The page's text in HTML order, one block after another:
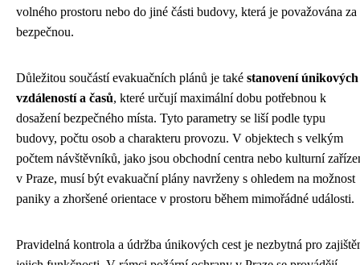
volného prostoru nebo do jiné části budovy, která je považována za
bezpečnou.
Důležitou součástí evakuačních plánů je také stanovení únikových
vzdáleností a časů, které určují maximální dobu potřebnou k
dosažení bezpečného místa. Tyto parametry se liší podle typu
budovy, počtu osob a charakteru provozu. V objektech s velkým
počtem návštěvníků, jako jsou obchodní centra nebo kulturní
v Praze, musí být evakuační plány navrženy s ohledem na možnost
paniky a zhoršené orientace v prostoru během mimořádné události.
Pravidelná kontrola a údržba únikových cest je nezbytná pro